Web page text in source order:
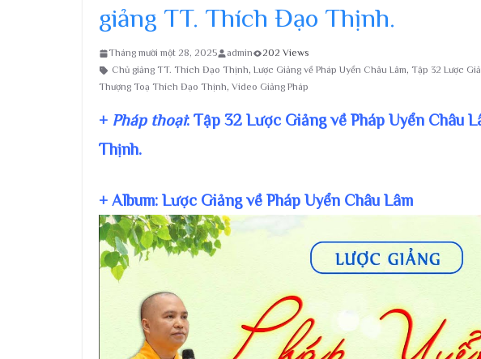
giảng TT. Thích Đạo Thịnh.
Tháng mười một 28, 2025 admin
202 Views
Chủ giảng TT. Thích Đạo Thịnh, Lược Giảng về Pháp Uyển Châu Lâm, Tập 32 Lược
Thượng Toạ Thích Đạo Thịnh, Video Giảng Pháp
+ Pháp thoại: Tập 32 Lược Giảng về Pháp Uyển Châu
Thịnh.
+ Album: Lược Giảng về Pháp Uyển Châu Lâm